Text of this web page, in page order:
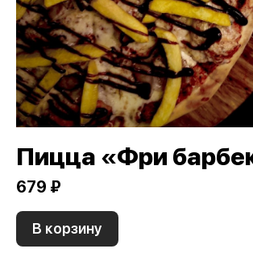
Пицца «Фри
679 ₽
В корзину